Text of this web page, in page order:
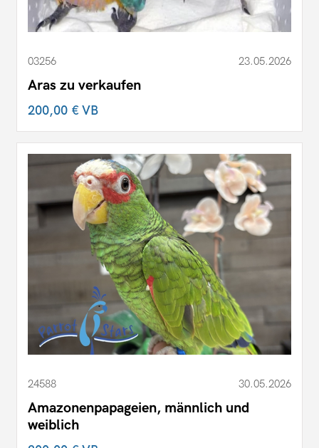
03256 23.05.2026
Aras zu verkaufen
200,00 €VB
24588 30.05.2026
Amazonenpapageien, männlich und
weiblich